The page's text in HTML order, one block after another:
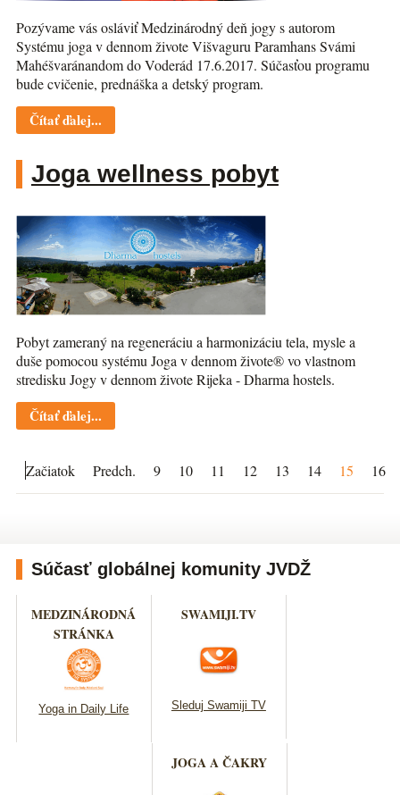
Pozývame vás osláviť Medzinárodný deň jogy s autorom
Systému joga v dennom živote Višvaguru Paramhans Svámi
Mahéšvaránandom do Voderád 17.6.2017. Súčasťou programu
bude cvičenie, prednáška a detský program.
Čítať ďalej...
Joga wellness pobyt
Pobyt zameraný na regeneráciu a harmonizáciu tela, mysle a
duše pomocou systému Joga v dennom živote® vo vlastnom
stredisku Jogy v dennom živote Rijeka - Dharma hostels.
Čítať ďalej...
Začiatok Predch. 9 10 11 12 13 14 15 16
Súčasť globálnej komunity JVDŽ
MEDZINÁRODNÁ
STRÁNKA
Yoga in Daily Life
SWAMIJI.TV
Sleduj Swamiji TV
JOGA A ČAKRY